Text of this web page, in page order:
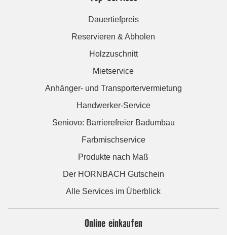
Dauertiefpreis
Reservieren & Abholen
Holzzuschnitt
Mietservice
Anhänger- und Transportervermietung
Handwerker-Service
Seniovo: Barrierefreier Badumbau
Farbmischservice
Produkte nach Maß
Der HORNBACH Gutschein
Alle Services im Überblick
Online einkaufen